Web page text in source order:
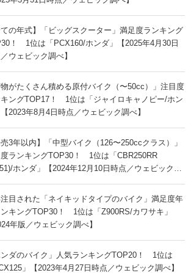
ての年式】「ビッグスクーター」満足度ランキング
！ 1位は「PCX160/ホンダ」【2025年4月30日
ウェビック調べ】
物がたくさん積める原付バイク（〜50cc）」注目度
ングTOP17！ 1位は「ジャイロキャノピー/ホン
2023年8月4日時点／ウェビック調べ】
売3年以内】「中型バイク（126〜250ccクラス）」
ランキングTOP30！ 1位は「CBR250RR
ホンダ」【2024年12月10日時点／ウェビック調
目された「ネイキッドタイプのバイク」満足度年
キングTOP30！ 1位は「Z900RS/カワサキ」
年版／ウェビック調べ】
ンダのバイク」人気ランキングTOP20！ 1位は
」【2023年4月27日時点／ウェビック調べ】